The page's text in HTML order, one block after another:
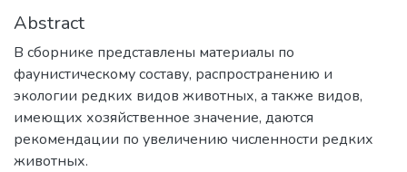
Abstract
В сборнике представлены материалы по
фаунистическому составу, рас­пространению и
экологии редких видов животных, а также видов,
имеющих хозяйственное значение, даются
рекомендации по увели­чению численности редких
животных.